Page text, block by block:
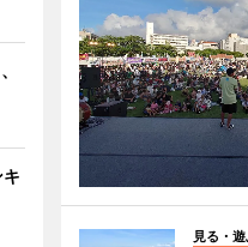
見る・